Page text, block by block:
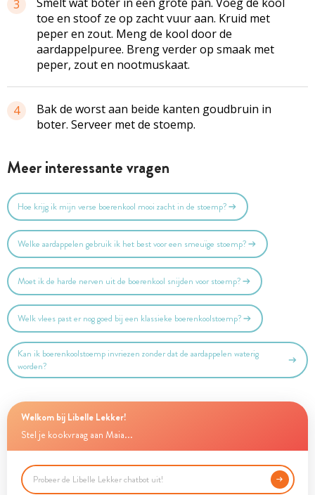
3
toe en stoof ze op zacht vuur aan. Kruid met
peper en zout. Meng de kool door de
aardappelpuree. Breng verder op smaak met
peper, zout en nootmuskaat.
4
Bak de worst aan beide kanten goudbruin in
boter. Serveer met de stoemp.
Meer interessante vragen
Hoe krijg ik mijn verse boerenkool mooi zacht in de stoemp?
Welke aardappelen gebruik ik het best voor een smeuïge stoemp?
Moet ik de harde nerven uit de boerenkool snijden voor stoemp?
Welk vlees past er nog goed bij een klassieke boerenkoolstoemp?
Kan ik boerenkoolstoemp invriezen zonder dat de aardappelen waterig
worden?
Welkom bij Libelle Lekker!
Stel je kookvraag aan Maia...